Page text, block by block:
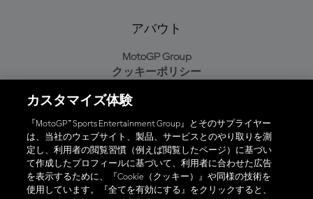
アバウト
MotoGP Group
クッキーポリシー
プライバシーポリシー
購入ポリシー
オフィシャルアプリ
カスタマイズ体験
『MotoGP™ Sports Entertainment Group』とそのサプライヤー
は、当社のウェブサイト、製品、サービスとのやり取りを測
定し、利用者の閲覧習慣（例えば閲覧したページ）に基づい
て作成したプロフィールに基づいて、利用者に合わせた広告
を表示するために、『Cookie（クッキー）』や同様の技術を
使用しています。『全てを有効にする』をクリックすると、